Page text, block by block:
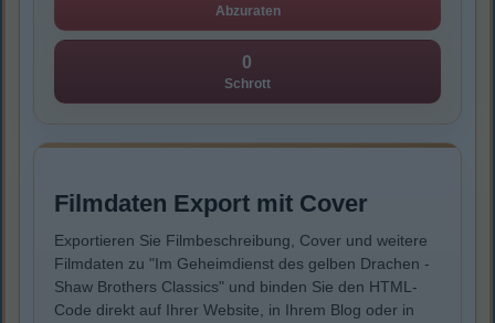
Abzuraten
0
Schrott
Filmdaten Export mit Cover
Exportieren Sie Filmbeschreibung, Cover und weitere
Filmdaten zu "Im Geheimdienst des gelben Drachen -
Shaw Brothers Classics" und binden Sie den HTML-
Code direkt auf Ihrer Website, in Ihrem Blog oder in